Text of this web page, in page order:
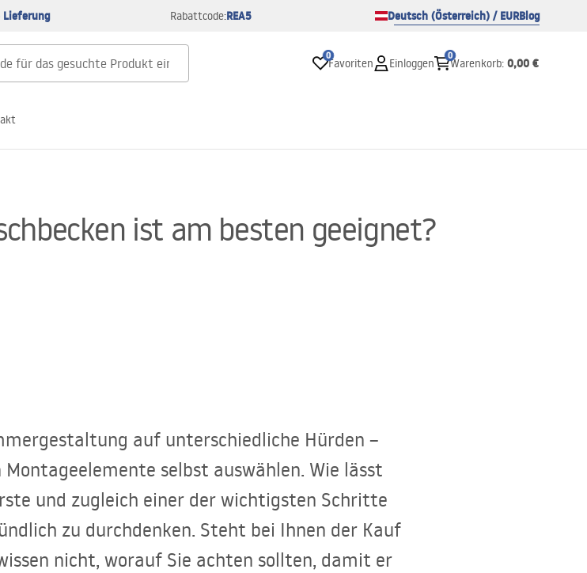
Lieferung Rabattcode:REA5 Deutsch (Österreich) / EURBlog
0
Favoriten Einloggen
0
Warenkorb: 0,00 €
ist am besten geeignet?
auf unterschiedliche Hürden –
selbst auswählen. Wie lässt
und zugleich einer der wichtigsten Schritte
zu durchdenken. Steht bei Ihnen der Kauf
nicht, worauf Sie achten sollten, damit er